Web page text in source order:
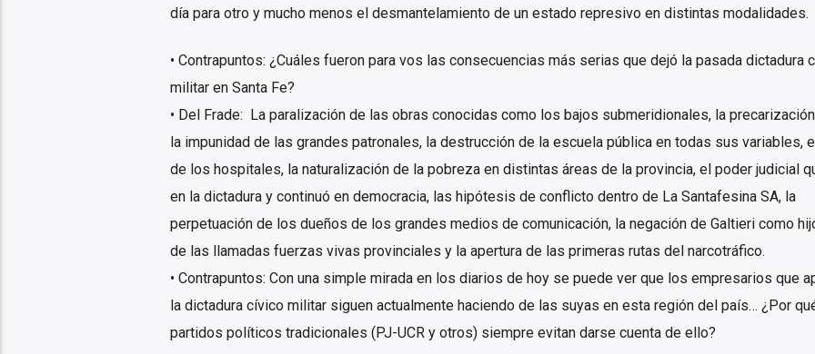
día para otro y mucho menos el desmantelamiento de un estado represivo en distintas modalidades.
• Contrapuntos: ¿Cuáles fueron para vos las consecuencias más serias que dejó la pasada dictadura
militar en Santa Fe?
• Del Frade: La paralización de las obras conocidas como los bajos submeridionales, la
la impunidad de las grandes patronales, la destrucción de la escuela pública en todas sus variables,
de los hospitales, la naturalización de la pobreza en distintas áreas de la provincia, el poder judicial
en la dictadura y continuó en democracia, las hipótesis de conflicto dentro de La Santafesina SA, la
perpetuación de los dueños de los grandes medios de comunicación, la negación de Galtieri como
de las llamadas fuerzas vivas provinciales y la apertura de las primeras rutas del narcotráfico.
• Contrapuntos: Con una simple mirada en los diarios de hoy se puede ver que los empresarios que
la dictadura cívico militar siguen actualmente haciendo de las suyas en esta región del país… ¿Por
partidos políticos tradicionales (PJ-UCR y otros) siempre evitan darse cuenta de ello?